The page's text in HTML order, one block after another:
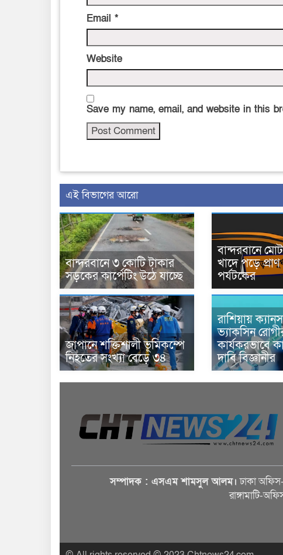
Email *
Website
Save my name, email, and website in this
এই বিভাগের আরো
বান্দরবানে ৩ কোটি টাকার
সড়কের কার্পেটিং উঠে যাচ্ছে
বান্দরবানে
খাদে পড়ে
পর্যটকের
জাপানে শক্তিশালী ভূমিকম্পে
নিহতের সংখ্যা বেড়ে ৩৪
রাশিয়ায়
ভ্যাকসিন
কার্যকরভাবে
দাবি বিজ্ঞানীর
সম্পাদক : এসএম শামসুল আলম। ঢাকা
রাঙ্গামাটি-